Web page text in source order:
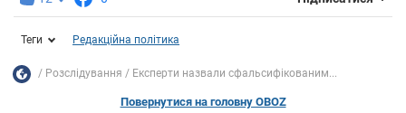
Теги Редакційна політика
Розслідування Експерти назвали сфальсифікованим...
Повернутися на головну OBOZ